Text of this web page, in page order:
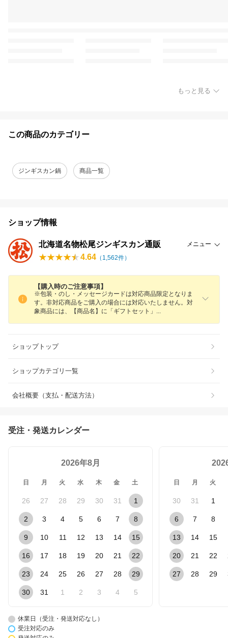
もっと見る
この商品のカテゴリー
ジンギスカン鍋 商品一覧
ショップ情報
北海道名物松尾ジンギスカン通販 メニュー
4.64 （ 1,562件）
【購入時のご注意事項】
※包装・のし・メッセージカードは対応商品限定となりま
す。非対応商品をご購入の場合には対応いたしません。対
象商品には、【商品名】に「ギフトセット 」
ショップトップ
ショップカテゴリ一覧
会社概要（支払・配送方法）
受注・発送カレンダー
2026年8月
日 月 火 水 木 金 土
26 27 28 29 30 31 1
2 3 4 5 6 7 8
9 10 11 12 13 14 15
16 17 18 19 20 21 22
23 24 25 26 27 28 29
30 31 1 2 3 4 5
日 月 火
30 31 1
6 7 8
13 14 15
20 21 22
27 28 29
休業日（受注・発送対応なし）
受注対応のみ